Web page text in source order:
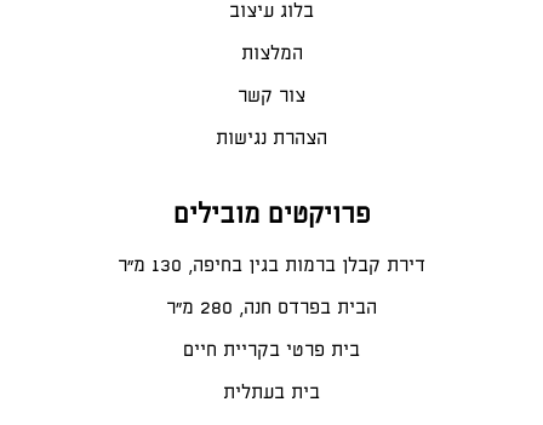
בלוג עיצוב
המלצות
צור קשר
הצהרת נגישות
פרויקטים מובילים
דירת קבלן ברמות בגין בחיפה, 130 מ"ר
הבית בפרדס חנה, 280 מ״ר
בית פרטי בקריית חיים
בית בעתלית